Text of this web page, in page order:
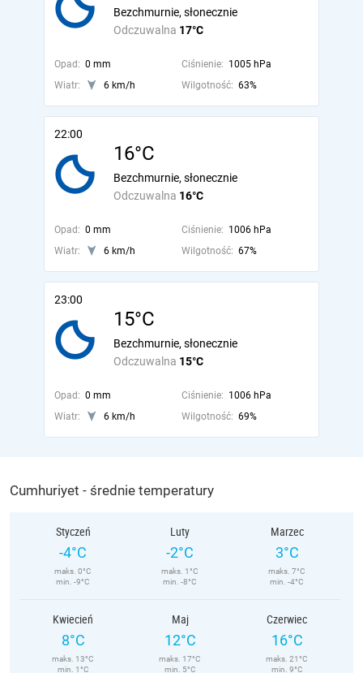
Odczuwalna 17°C
Bezchmurnie, słonecznie
Opad: 0 mm Ciśnienie: 1005 hPa
Wiatr:
6 km/h Wilgotność: 63%
22:00
16°C
Odczuwalna 16°C
Bezchmurnie, słonecznie
Opad: 0 mm Ciśnienie: 1006 hPa
Wiatr:
6 km/h Wilgotność: 67%
23:00
15°C
Odczuwalna 15°C
Bezchmurnie, słonecznie
Opad: 0 mm Ciśnienie: 1006 hPa
Wiatr:
6 km/h Wilgotność: 69%
Cumhuriyet - średnie temperatury
Styczeń
-4°C
maks. 0°C
min. -9°C
Luty
-2°C
maks. 1°C
min. -8°C
Marzec
3°C
maks. 7°C
min. -4°C
Kwiecień
8°C
maks. 13°C
min. 1°C
Maj
12°C
maks. 17°C
min. 5°C
Czerwiec
16°C
maks. 21°C
min. 9°C